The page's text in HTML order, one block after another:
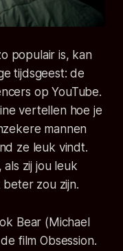
populair is, kan
tijdsgeest: de
op YouTube.
vertellen hoe je
mannen
ze leuk vindt.
zij jou leuk
zou zijn.
Bear (Michael
de filmObsession.